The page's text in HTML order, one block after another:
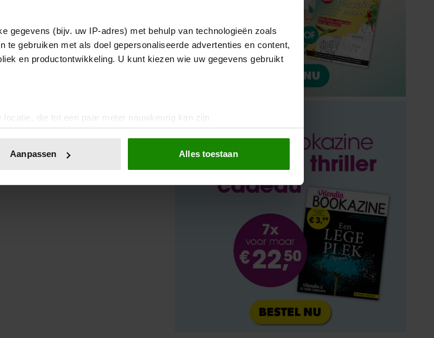
gegevens (bijv. uw IP-adres) met behulp van technologieën zoals
te gebruiken met als doel gepersonaliseerde advertenties en content,
en productontwikkeling. U kunt kiezen wie uw gegevens gebruikt
die tot een paar meter nauwkeurig kan zijn
op specifieke eigenschappen (fingerprinting)
Cookieverklaring.
personaliseren, om functies voor social media te bieden en om ons
deze gegevens combineren met andere informatie die u aan ze heeft
gebruik van hun services. U gaat akkoord met onze cookies als u
Aanpassen Alles toestaan